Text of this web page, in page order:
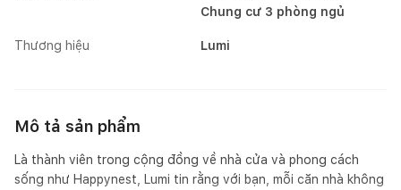
Chung cư 3 phòng ngủ
Thương hiệu Lumi
Mô tả sản phẩm
Là thành viên trong cộng đồng về nhà cửa và phong cách
sống như Happynest, Lumi tin rằng với bạn, mỗi căn nhà không